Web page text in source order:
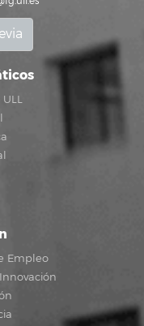
Empleo